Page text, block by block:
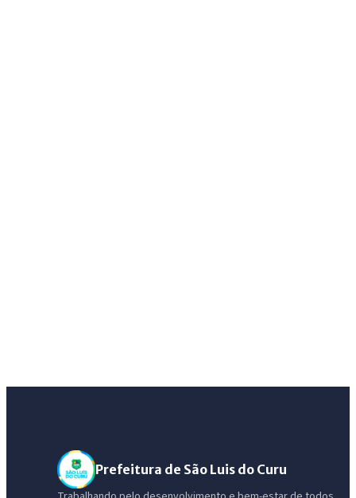
Prefeitura de São Luis do Curu